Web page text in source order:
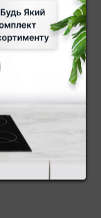
извлекать
850 м3/ч